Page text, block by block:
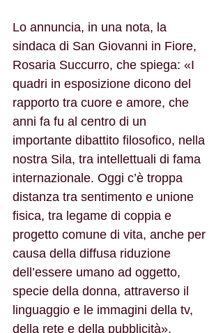
Lo annuncia, in una nota, la
sindaca di San Giovanni in Fiore,
Rosaria Succurro, che spiega: «I
quadri in esposizione dicono del
rapporto tra cuore e amore, che
anni fa fu al centro di un
importante dibattito filosofico, nella
nostra Sila, tra intellettuali di fama
internazionale. Oggi c’è troppa
distanza tra sentimento e unione
fisica, tra legame di coppia e
progetto comune di vita, anche per
causa della diffusa riduzione
dell’essere umano ad oggetto,
specie della donna, attraverso il
linguaggio e le immagini della tv,
della rete e della pubblicità».